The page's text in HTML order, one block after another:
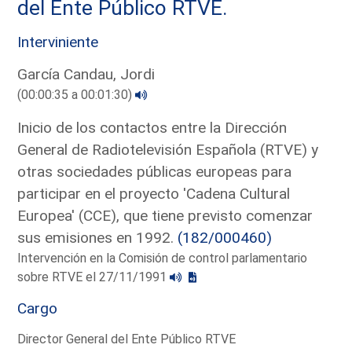
del Ente Público RTVE.
Interviniente
García Candau, Jordi
(00:00:35 a 00:01:30)
Inicio de los contactos entre la Dirección
General de Radiotelevisión Española (RTVE) y
otras sociedades públicas europeas para
participar en el proyecto 'Cadena Cultural
Europea' (CCE), que tiene previsto comenzar
sus emisiones en 1992. (182/000460)
Intervención en la Comisión de control parlamentario
sobre RTVE el 27/11/1991
Cargo
Director General del Ente Público RTVE